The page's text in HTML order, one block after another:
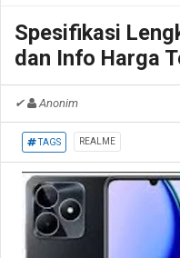
Spesifikasi
dan Info Harga
✔ Anonim
TAGS REALME